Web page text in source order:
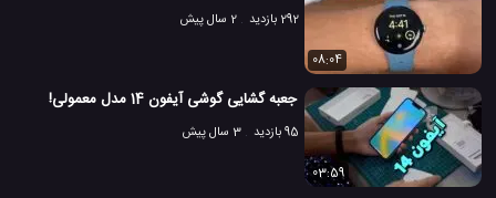
292 بازدید 2 سال پیش
08:04
جعبه گشایی گوشی آیفون 14 مدل معمولی!
95 بازدید 3 سال پیش
03:59